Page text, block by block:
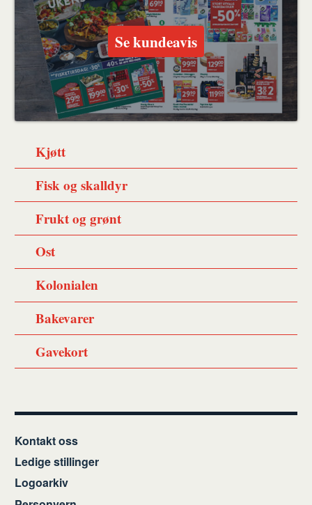
Se kundeavis
Kjøtt
Fisk og skalldyr
Frukt og grønt
Ost
Kolonialen
Bakevarer
Gavekort
Kontakt oss
Ledige stillinger
Logoarkiv